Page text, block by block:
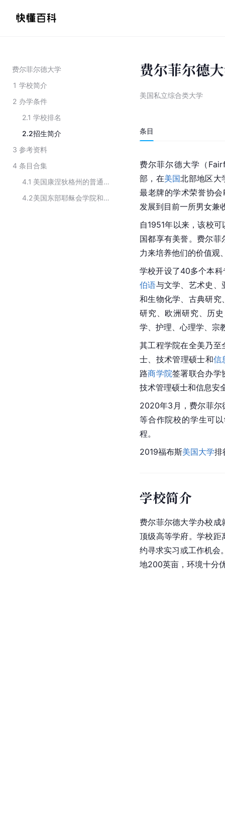
费尔菲尔德大学
1 学校简介
2 办学条件
2.1 学校排名
2.2招生简介
3 参考资料
4 条目合集
4.1
美国康涅狄格州的普通高等院校
4.2
美国东部耶稣会学院和大学联合会
费尔菲尔德
美国私立综合类大学
条目
费尔菲尔德大学（
部，在美国北部地区大
最老牌的学术荣誉协
发展到目前一所男女兼
自1951年以来，该校
国都享有美誉。费尔
力来培养他们的价值观
学校开设了40多个本
伯语与文学、艺术史、
和生物化学、古典研究
研究、欧洲研究、历
学、护理、心理学、宗
其工程学院在全美乃
士、技术管理硕士和信
路商学院签署联合办学
技术管理硕士和信息安
2020年3月，费尔菲尔
等合作院校的学生可
程。
2019福布斯美国大学排
学校简介
费尔菲尔德大学办校成
顶级高等学府。学校距
约寻求实习或工作机会
地200英亩，环境十分